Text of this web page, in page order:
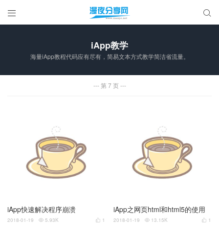
 
iApp教学
海量iApp教程代码应有尽有，简易文本方式教学简洁省流量。
第 7 页
iApp快速解决程序崩溃
 1
2018-01-19  5.93K
iApp之网页html和html5的使用
 1
2018-01-19  13.15K